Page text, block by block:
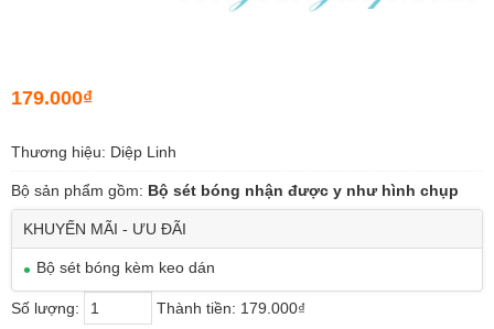
179.000₫
Thương hiệu: Diệp Linh
Bộ sản phẩm gồm: Bộ sét bóng nhận được y như hình chụp
KHUYẾN MÃI - ƯU ĐÃI
Bộ sét bóng kèm keo dán
Số lượng: Thành tiền: 179.000₫